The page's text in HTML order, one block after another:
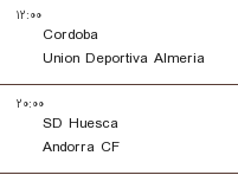
۱۲:۰۰
Cordoba
Union Deportiva Almeria
۲۰:۰۰
SD Huesca
Andorra CF